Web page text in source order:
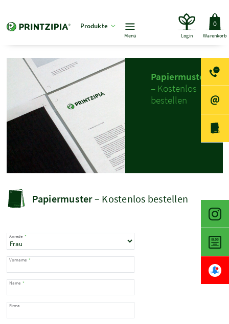
Produkte
Menü Login Warenkorb
0
Papiermuster
– Kostenlos
bestellen
Papiermuster– Kostenlos bestellen
Anrede
Vorname
Name
Firma